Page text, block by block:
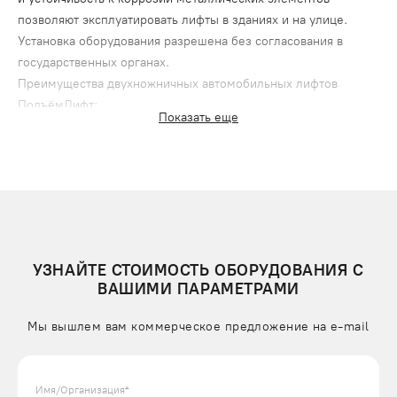
позволяют эксплуатировать лифты в зданиях и на улице.
Установка оборудования разрешена без согласования в
государственных органах.
Преимущества двухножничных автомобильных лифтов
ПодъёмЛифт:
эксплуатации;
устойчивое положение при работе, исключающее
Подъемник имеет компактную конструкцию, которую
Показать еще
УЗНАЙТЕ СТОИМОСТЬ ОБОРУДОВАНИЯ С
ВАШИМИ ПАРАМЕТРАМИ
Мы вышлем вам коммерческое предложение на e-mail
Имя/Организация*